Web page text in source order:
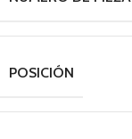
POSICIÓN